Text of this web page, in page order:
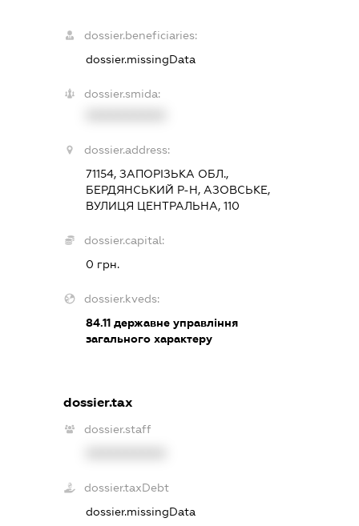
dossier.beneficiaries:
dossier.missingData
dossier.smida:
dossier.address:
71154, ЗАПОРІЗЬКА ОБЛ.,
БЕРДЯНСЬКИЙ Р-Н, АЗОВСЬКЕ,
ВУЛИЦЯ ЦЕНТРАЛЬНА, 110
dossier.capital:
0 грн.
dossier.kveds:
84.11державне управління
загального характеру
dossier.tax
dossier.staff
dossier.taxDebt
dossier.missingData